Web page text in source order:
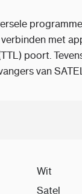
met
poort.
van
Wit
Satel